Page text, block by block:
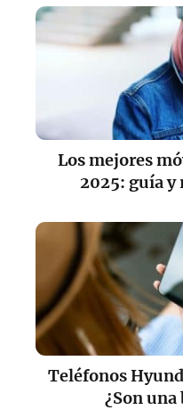
Los mejores
2025: guía y
Teléfonos
¿Son una